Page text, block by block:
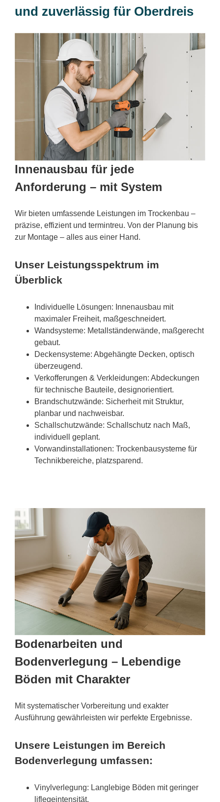
und zuverlässig für Oberdreis
Innenausbau für jede
Anforderung – mit System
Wir bieten umfassende Leistungen im Trockenbau –
präzise, effizient und termintreu. Von der Planung bis
zur Montage – alles aus einer Hand.
Unser Leistungsspektrum im
Überblick
Individuelle Lösungen: Innenausbau mit
maximaler Freiheit, maßgeschneidert.
Wandsysteme: Metallständerwände, maßgerecht
gebaut.
Deckensysteme: Abgehängte Decken, optisch
überzeugend.
Verkofferungen & Verkleidungen: Abdeckungen
für technische Bauteile, designorientiert.
Brandschutzwände: Sicherheit mit Struktur,
planbar und nachweisbar.
Schallschutzwände: Schallschutz nach Maß,
individuell geplant.
Vorwandinstallationen: Trockenbausysteme für
Technikbereiche, platzsparend.
Bodenarbeiten und
Bodenverlegung – Lebendige
Böden mit Charakter
Mit systematischer Vorbereitung und exakter
Ausführung gewährleisten wir perfekte Ergebnisse.
Unsere Leistungen im Bereich
Bodenverlegung umfassen:
Vinylverlegung: Langlebige Böden mit geringer
liflegeintensität.